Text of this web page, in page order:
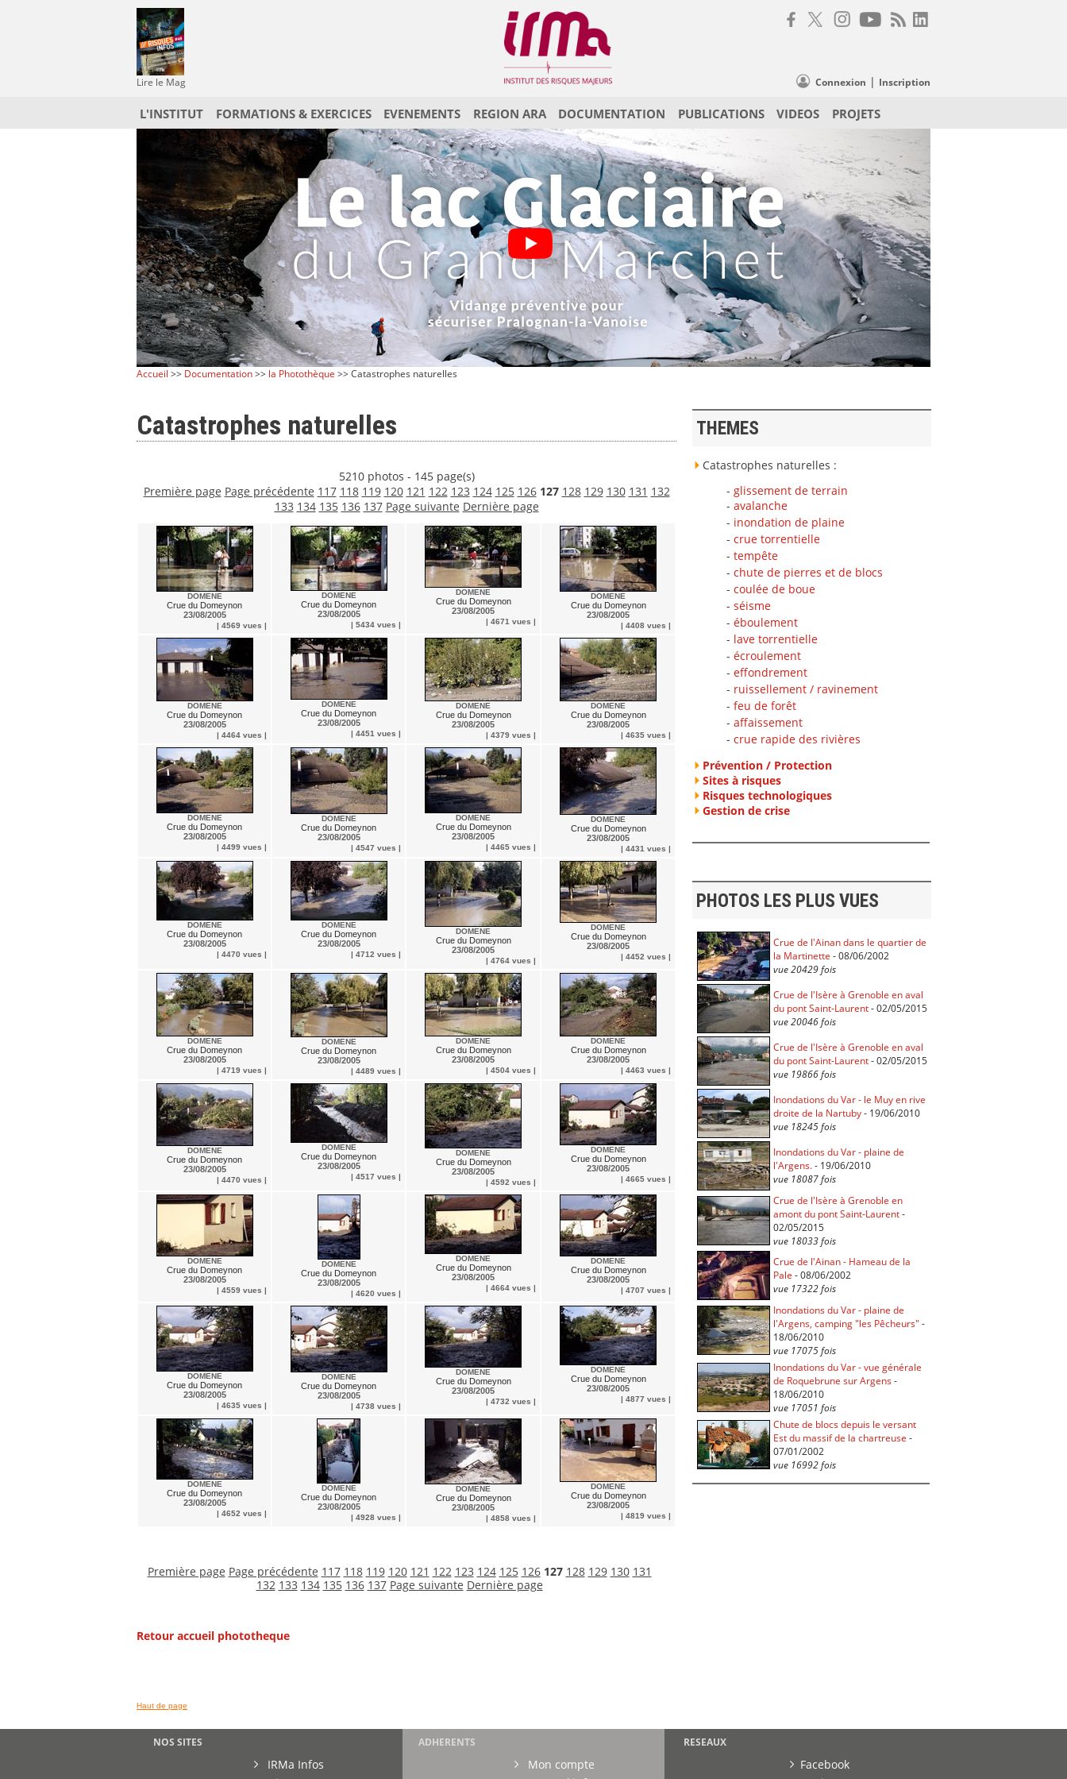
Lire le Mag Connexion | Inscription
L'INSTITUT FORMATIONS & EXERCICES EVENEMENTS REGION ARA DOCUMENTATION PUBLICATIONS VIDEOS PROJETS
Accueil >> Documentation>> la Photothèque >> Catastrophes naturelles
Catastrophes naturelles
5210 photos - 145 page(s)
Première page Page précédente 117 118 119 120 121 122 123 124 125 126 127 128 129 130 131 132
133 134 135 136 137 Page suivante Dernière page
DOMENE
Crue du Domeynon
23/08/2005
| 4569 vues |
DOMENE
Crue du Domeynon
23/08/2005
| 5434 vues |
DOMENE
Crue du Domeynon
23/08/2005
| 4671 vues |
DOMENE
Crue du Domeynon
23/08/2005
| 4408 vues |
DOMENE
Crue du Domeynon
23/08/2005
| 4464 vues |
DOMENE
Crue du Domeynon
23/08/2005
| 4451 vues |
DOMENE
Crue du Domeynon
23/08/2005
| 4379 vues |
DOMENE
Crue du Domeynon
23/08/2005
| 4635 vues |
DOMENE
Crue du Domeynon
23/08/2005
| 4499 vues |
DOMENE
Crue du Domeynon
23/08/2005
| 4547 vues |
DOMENE
Crue du Domeynon
23/08/2005
| 4465 vues |
DOMENE
Crue du Domeynon
23/08/2005
| 4431 vues |
DOMENE
Crue du Domeynon
23/08/2005
| 4470 vues |
DOMENE
Crue du Domeynon
23/08/2005
| 4712 vues |
DOMENE
Crue du Domeynon
23/08/2005
| 4764 vues |
DOMENE
Crue du Domeynon
23/08/2005
| 4452 vues |
DOMENE
Crue du Domeynon
23/08/2005
| 4719 vues |
DOMENE
Crue du Domeynon
23/08/2005
| 4489 vues |
DOMENE
Crue du Domeynon
23/08/2005
| 4504 vues |
DOMENE
Crue du Domeynon
23/08/2005
| 4463 vues |
DOMENE
Crue du Domeynon
23/08/2005
| 4470 vues |
DOMENE
Crue du Domeynon
23/08/2005
| 4517 vues |
DOMENE
Crue du Domeynon
23/08/2005
| 4592 vues |
DOMENE
Crue du Domeynon
23/08/2005
| 4665 vues |
DOMENE
Crue du Domeynon
23/08/2005
| 4559 vues |
DOMENE
Crue du Domeynon
23/08/2005
| 4620 vues |
DOMENE
Crue du Domeynon
23/08/2005
| 4664 vues |
DOMENE
Crue du Domeynon
23/08/2005
| 4707 vues |
DOMENE
Crue du Domeynon
23/08/2005
| 4635 vues |
DOMENE
Crue du Domeynon
23/08/2005
| 4738 vues |
DOMENE
Crue du Domeynon
23/08/2005
| 4732 vues |
DOMENE
Crue du Domeynon
23/08/2005
| 4877 vues |
DOMENE
Crue du Domeynon
23/08/2005
| 4652 vues |
DOMENE
Crue du Domeynon
23/08/2005
| 4928 vues |
DOMENE
Crue du Domeynon
23/08/2005
| 4858 vues |
DOMENE
Crue du Domeynon
23/08/2005
| 4819 vues |
Première page Page précédente 117 118 119 120 121 122 123 124 125 126 127 128 129 130 131
132 133 134 135 136 137 Page suivante Dernière page
Retour accueil phototheque
THEMES
Catastrophes naturelles :
- glissement de terrain
- avalanche
- inondation de plaine
- crue torrentielle
- tempête
- chute de pierres et de blocs
- coulée de boue
- séisme
- éboulement
- lave torrentielle
- écroulement
- effondrement
- ruissellement / ravinement
- feu de forêt
- affaissement
- crue rapide des rivières
Prévention / Protection
Sites à risques
Risques technologiques
Gestion de crise
PHOTOS LES PLUS VUES
Crue de l'Ainan dans le quartier de
la Martinette - 08/06/2002
vue 20429 fois
Crue de l'Isère à Grenoble en aval
du pont Saint-Laurent- 02/05/2015
vue 20046 fois
Crue de l'Isère à Grenoble en aval
du pont Saint-Laurent- 02/05/2015
vue 19866 fois
Inondations du Var - le Muy en rive
droite de la Nartuby- 19/06/2010
vue 18245 fois
Inondations du Var - plaine de
l'Argens.- 19/06/2010
vue 18087 fois
Crue de l'Isère à Grenoble en
amont du pont Saint-Laurent-
02/05/2015
vue 18033 fois
Crue de l'Ainan - Hameau de la
Pale - 08/06/2002
vue 17322 fois
Inondations du Var - plaine de
l'Argens, camping "les Pêcheurs" -
18/06/2010
vue 17075 fois
Inondations du Var - vue générale
de Roquebrune sur Argens-
18/06/2010
vue 17051 fois
Chute de blocs depuis le versant
Est du massif de la chartreuse -
07/01/2002
vue 16992 fois
Haut de page
NOS SITES
IRMa Infos
ADHERENTS
Mon compte
RESEAUX
Facebook